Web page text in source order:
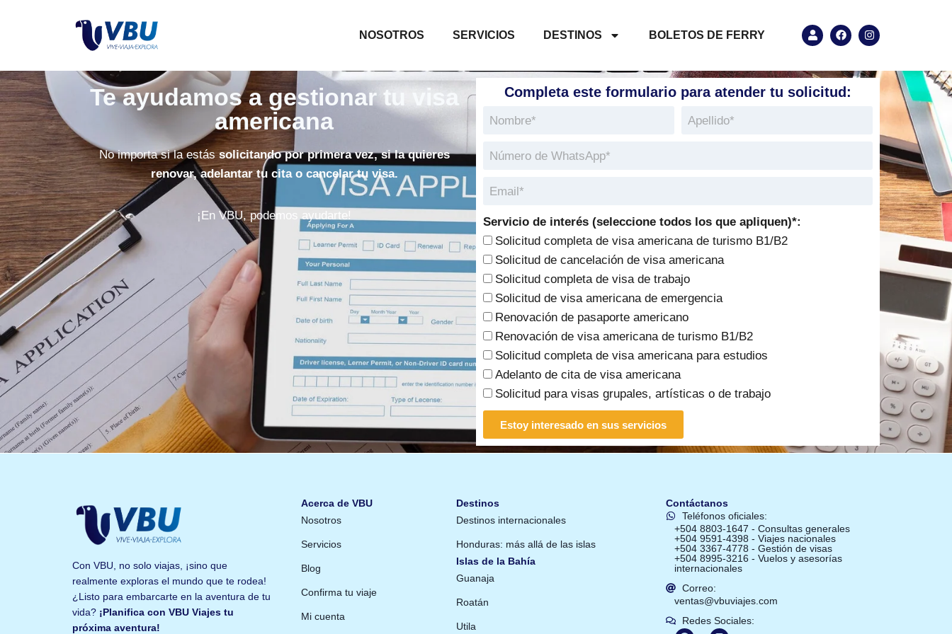
NOSOTROS SERVICIOS DESTINOS BOLETOS DE FERRY
Te ayudamos a gestionar tu visa
americana
No importa si la estássolicitando por primera vez, si la quieres
renovar, adelantar tu cita o cancelar tu visa.
¡En VBU, podemos ayudarte!
Completa este formulario para atender tu solicitud:
Servicio de interés (seleccione todos los que apliquen)*:
Solicitud completa de visa americana de turismo B1/B2
Solicitud de cancelación de visa americana
Solicitud completa de visa de trabajo
Solicitud de visa americana de emergencia
Renovación de pasaporte americano
Renovación de visa americana de turismo B1/B2
Solicitud completa de visa americana para estudios
Adelanto de cita de visa americana
Solicitud para visas grupales, artísticas o de trabajo
Estoy interesado en sus servicios
Con VBU, no solo viajas, ¡sino que
realmente exploras el mundo que te rodea!
¿Listo para embarcarte en la aventura de tu
vida? ¡Planifica con VBU Viajes tu
próxima aventura!
Acerca de VBU
Nosotros
Servicios
Blog
Confirma tu viaje
Mi cuenta
Destinos
Destinos internacionales
Honduras: más allá de las islas
Islas de la Bahía
Guanaja
Roatán
Utila
Contáctanos
Teléfonos oficiales:
+504 8803-1647 - Consultas generales
+504 9591-4398 - Viajes nacionales
+504 3367-4778 - Gestión de visas
+504 8995-3216 - Vuelos y asesorías
internacionales
Correo:
ventas@vbuviajes.com
Redes Sociales: